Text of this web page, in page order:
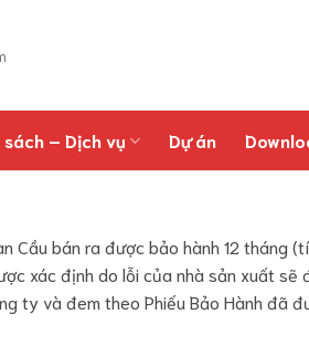
sách – Dịch vụ Dự án
Cầu bán ra được bảo hành 12 tháng
xác định do lỗi của nhà sản xuất sẽ
ty và đem theo Phiếu Bảo Hành